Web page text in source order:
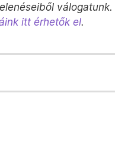
itt érhetők el.